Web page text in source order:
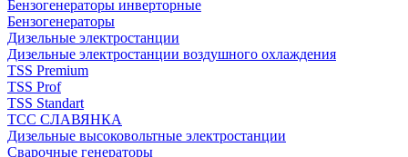
Бензогенераторы инверторные
Бензогенераторы
Дизельные электростанции
Дизельные электростанции воздушного охлаждения
TSS Premium
TSS Prof
TSS Standart
ТСС СЛАВЯНКА
Дизельные высоковольтные электростанции
Сварочные генераторы